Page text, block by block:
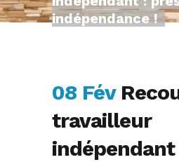
indépendance !
08 Fév
travailleur
indépendant